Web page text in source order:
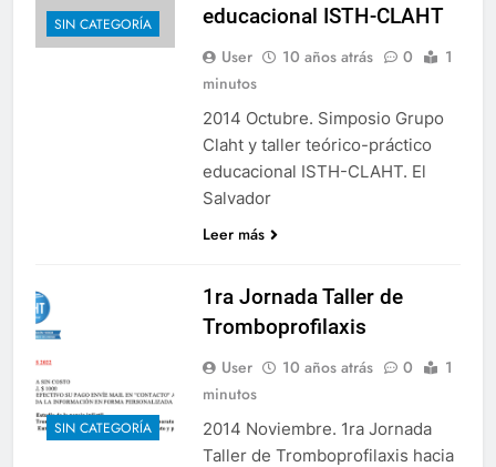
SIN CATEGORÍA
educacional ISTH-CLAHT
User 10 años atrás 0
1
minutos
2014 Octubre. Simposio Grupo
Claht y taller teórico-práctico
educacional ISTH-CLAHT. El
Salvador
Leer más
SIN CATEGORÍA
1ra Jornada Taller de
Tromboprofilaxis
User 10 años atrás 0
1
minutos
2014 Noviembre. 1ra Jornada
Taller de Tromboprofilaxis hacia